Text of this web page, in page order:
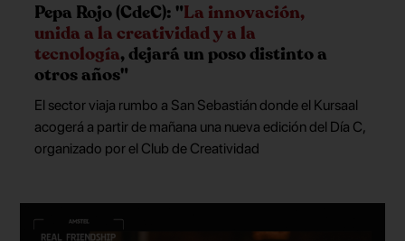
Pepa Rojo (CdeC): "La innovación,
unida a la creatividad y a la
tecnología, dejará un poso distinto a
otros años"
El sector viaja rumbo a San Sebastián donde el Kursaal
acogerá a partir de mañana una nueva edición del Día C,
organizado por el Club de Creatividad